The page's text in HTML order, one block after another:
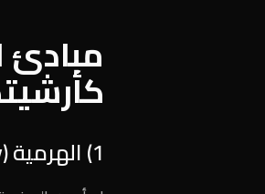
مبادئ
1) الهرمية (Hierarchy)